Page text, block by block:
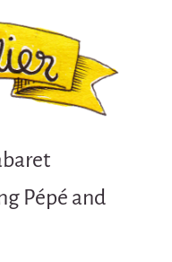
autour de la
Pépé and